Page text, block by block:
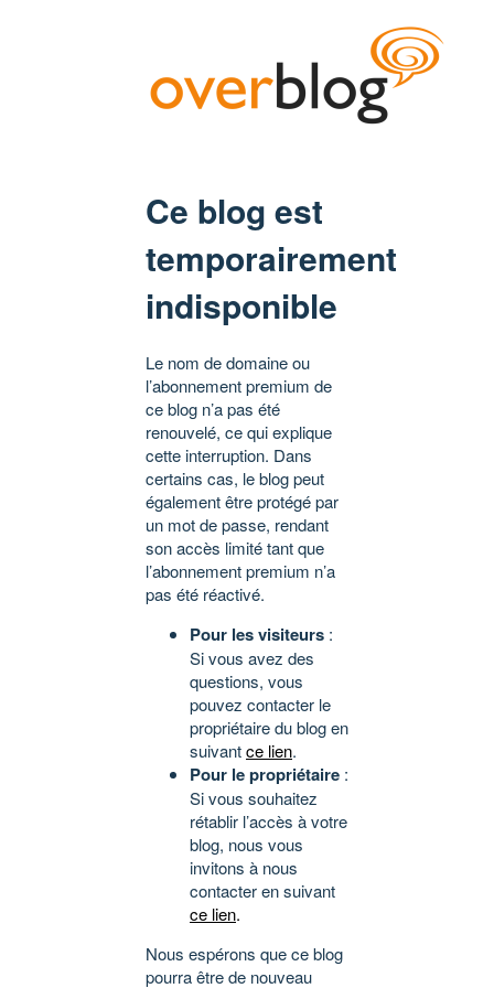
Ce blog est
temporairement
indisponible
Le nom de domaine ou
l’abonnement premium de
ce blog n’a pas été
renouvelé, ce qui explique
cette interruption. Dans
certains cas, le blog peut
également être protégé par
un mot de passe, rendant
son accès limité tant que
l’abonnement premium n’a
pas été réactivé.
Pour les visiteurs :
Si vous avez des
questions, vous
pouvez contacter le
propriétaire du blog en
suivantce lien.
Pour le propriétaire :
Si vous souhaitez
rétablir l’accès à votre
blog, nous vous
invitons à nous
contacter en suivant
ce lien.
Nous espérons que ce blog
pourra être de nouveau